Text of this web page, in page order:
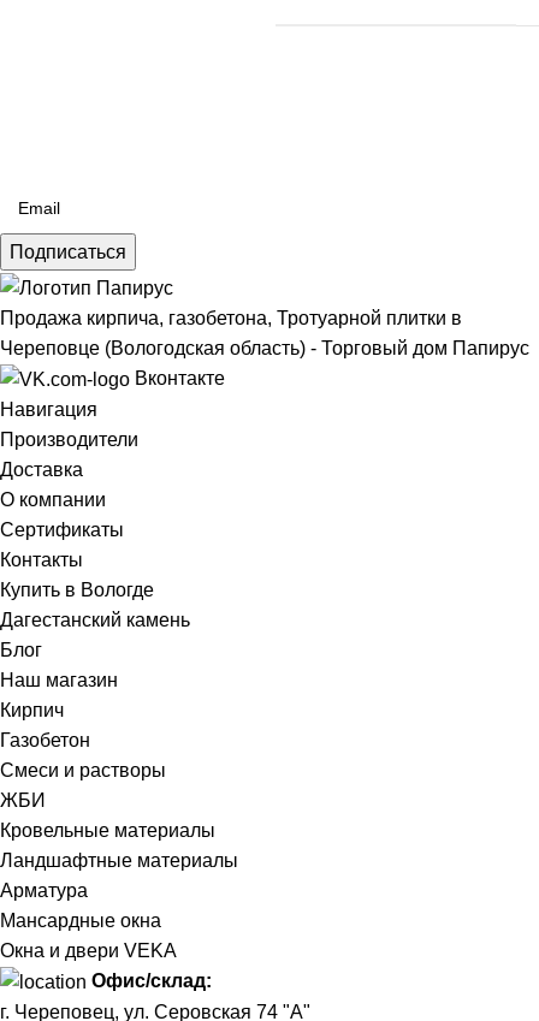
Подписаться
Продажа кирпича, газобетона, Тротуарной плитки в
Череповце (Вологодская область) - Торговый дом Папирус
Вконтакте
Навигация
Производители
Доставка
О компании
Сертификаты
Контакты
Купить в Вологде
Дагестанский камень
Блог
Наш магазин
Кирпич
Газобетон
Cмеси и растворы
ЖБИ
Кровельные материалы
Ландшафтные материалы
Арматура
Мансардные окна
Окна и двери VEKA
Офис/склад:
г. Череповец, ул. Серовская 74 "А"